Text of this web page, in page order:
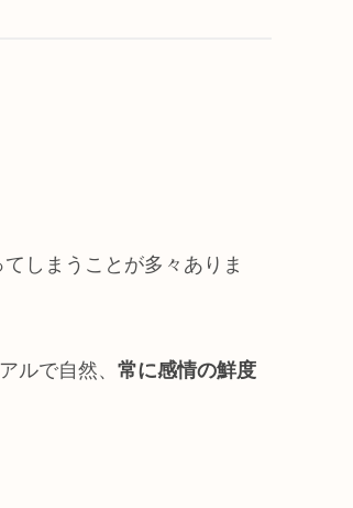
てしまうことが多々ありま
ルで自然、 常に感情の鮮度